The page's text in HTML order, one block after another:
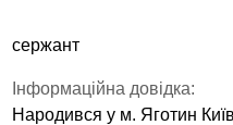
сержант
Інформаційна довідка:
Народився у м. Яготин